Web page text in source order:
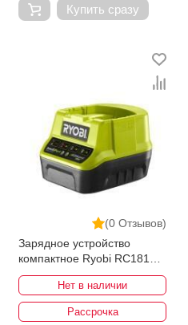
Купить сразу
(0 Отзывов)
Зарядное устройство
компактное Ryobi RC18120
ONE+ 5133002891
Нет в наличии
Рассрочка